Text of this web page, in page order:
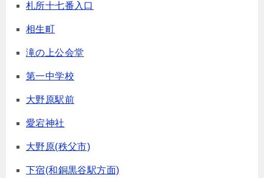
札所十七番入口
相生町
滝の上公会堂
第一中学校
大野原駅前
愛宕神社
大野原(秩父市)
下宿(和銅黒谷駅方面)